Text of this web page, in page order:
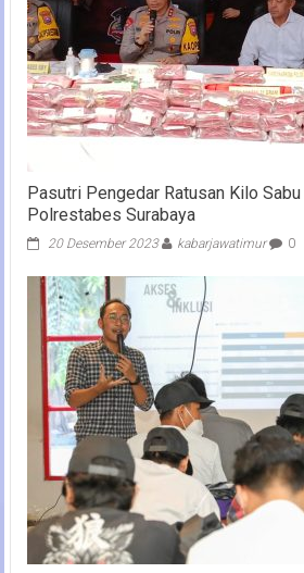
Pasutri Pengedar Ratusan Kilo
Polrestabes Surabaya
20 Desember 2023 kabarjawatimur 0